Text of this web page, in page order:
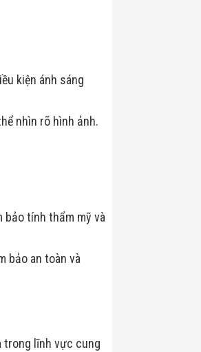
kiện ánh sáng
nhìn rõ hình ảnh.
bảo tính thẩm mỹ và
bảo an toàn và
trong lĩnh vực cung